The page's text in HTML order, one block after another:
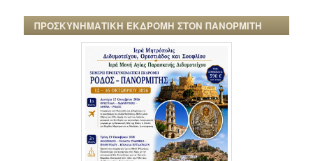
ΠΡΟΣΚΥΝΗΜΑΤΙΚΗ ΕΚΔΡΟΜΗ ΣΤΟΝ ΠΑΝΟΡΜΙΤΗ